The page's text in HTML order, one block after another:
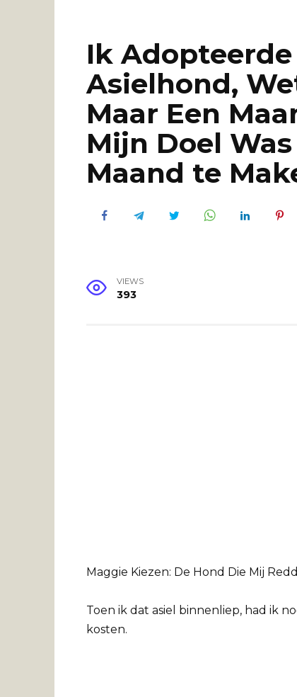
Ik
Asielhond,
Maar Een
Mijn Doel
Maand te
VIEWS
393
Maggie Kiezen: De Hond Die Mij
Toen ik dat asiel binnenliep, had ik
kosten.